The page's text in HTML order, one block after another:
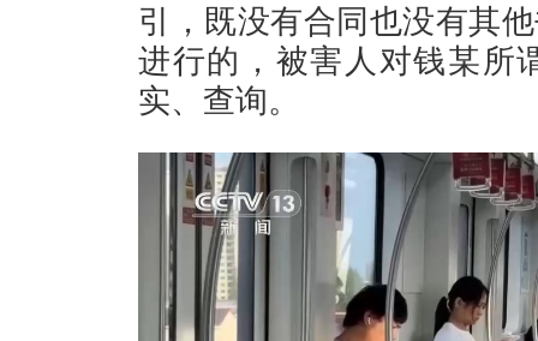
引，既没有合同也没有其
进行的，被害人对钱某所
实、查询。